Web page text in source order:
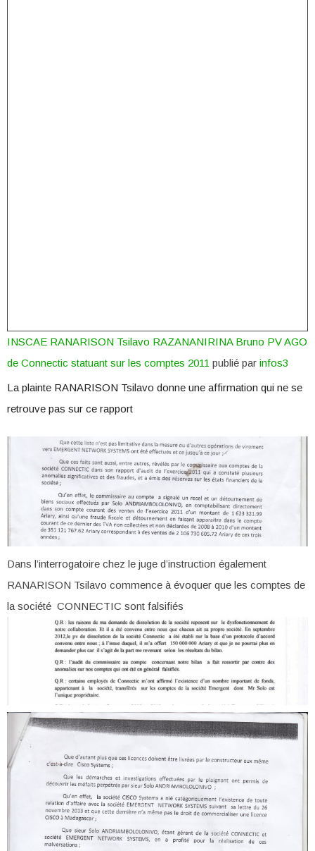
INSCAE RANARISON Tsilavo RAZANANIRINA Bruno PV AGO
de Connectic statuant sur les comptes 2011 publié par infos3
La plainte RANARISON Tsilavo donne une affirmation qui ne se
retrouve pas sur ce rapport
Dans l’interrogatoire chez le juge d’instruction également
RANARISON Tsilavo commence à évoquer que les comptes de
la société CONNECTIC sont falsifiés